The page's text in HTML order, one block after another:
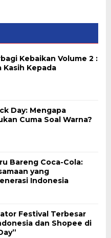
Kebaikan Volume 2 :
Kepada
Day: Mengapa
Cuma Soal Warna?
Bareng Coca-Cola:
yang
Indonesia
Festival Terbesar
dan Shopee di